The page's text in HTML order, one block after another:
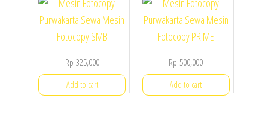
Rp 325,000
Add to cart
Rp 500,000
Add to cart